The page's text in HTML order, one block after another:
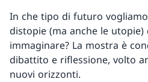
In che tipo di futuro
distopie (ma anche le utopie)
immaginare? La mostra è
dibattito e riflessione, volto
nuovi orizzonti.